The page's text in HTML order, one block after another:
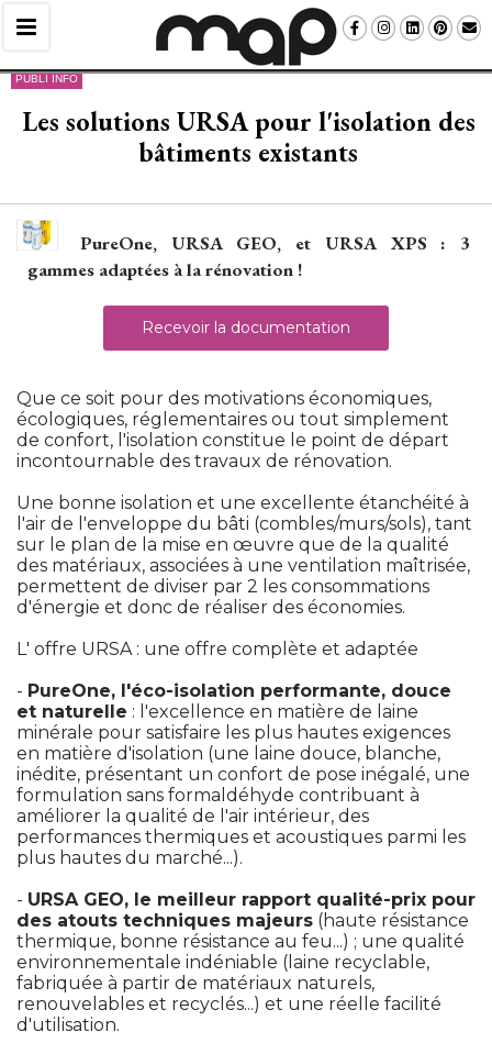
PUBLI INFO
Les solutions URSA pour l'isolation des
bâtiments existants
PureOne, URSA GEO, et URSA XPS : 3
gammes adaptées à la rénovation !
Recevoir la documentation
Que ce soit pour des motivations économiques,
écologiques, réglementaires ou tout simplement
de confort, l'isolation constitue le point de départ
incontournable des travaux de rénovation.
Une bonne isolation et une excellente étanchéité à
l'air de l'enveloppe du bâti (combles/murs/sols), tant
sur le plan de la mise en œuvre que de la qualité
des matériaux, associées à une ventilation maîtrisée,
permettent de diviser par 2 les consommations
d'énergie et donc de réaliser des économies.
L' offre URSA : une offre complète et adaptée
- PureOne, l'éco-isolation performante, douce
et naturelle : l'excellence en matière de laine
minérale pour satisfaire les plus hautes exigences
en matière d'isolation (une laine douce, blanche,
inédite, présentant un confort de pose inégalé, une
formulation sans formaldéhyde contribuant à
améliorer la qualité de l'air intérieur, des
performances thermiques et acoustiques parmi les
plus hautes du marché...).
- URSA GEO, le meilleur rapport qualité-prix pour
des atouts techniques majeurs (haute résistance
thermique, bonne résistance au feu...) ; une qualité
environnementale indéniable (laine recyclable,
fabriquée à partir de matériaux naturels,
renouvelables et recyclés...) et une réelle facilité
d'utilisation.